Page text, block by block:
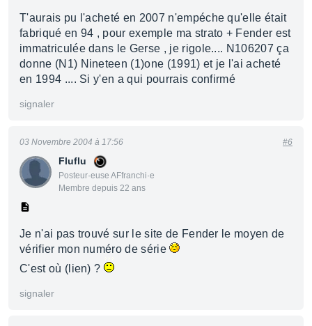
T'aurais pu l'acheté en 2007 n'empéche qu'elle était
fabriqué en 94 , pour exemple ma strato + Fender est
immatriculée dans le Gerse , je rigole.... N106207 ça
donne (N1) Nineteen (1)one (1991) et je l'ai acheté
en 1994 .... Si y'en a qui pourrais confirmé
signaler
Fluflu
Posteur·euse AFfranchi·e
Membre depuis 22 ans
03 Novembre 2004 à 17:56 #6
Je n'ai pas trouvé sur le site de Fender le moyen de
vérifier mon numéro de série
C'est où (lien) ?
signaler